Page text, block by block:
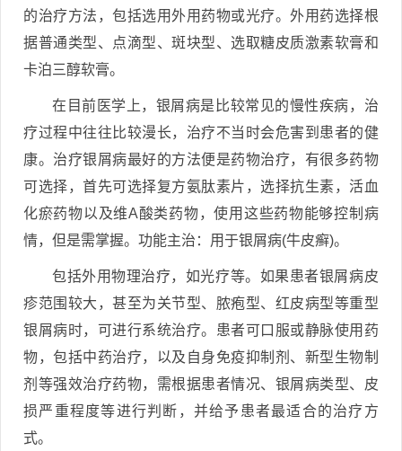
的治疗方法，包括选用外用药物或光疗。外用药选择根
据普通类型、点滴型、斑块型、选取糖皮质激素软膏和
卡泊三醇软膏。
在目前医学上，银屑病是比较常见的慢性疾病，治
疗过程中往往比较漫长，治疗不当时会危害到患者的健
康。治疗银屑病最好的方法便是药物治疗，有很多药物
可选择，首先可选择复方氨肽素片，选择抗生素，活血
化瘀药物以及维A酸类药物，使用这些药物能够控制病
情，但是需掌握。功能主治：用于银屑病(牛皮癣)。
包括外用物理治疗，如光疗等。如果患者银屑病皮
疹范围较大，甚至为关节型、脓疱型、红皮病型等重型
银屑病时，可进行系统治疗。患者可口服或静脉使用药
物，包括中药治疗，以及自身免疫抑制剂、新型生物制
剂等强效治疗药物，需根据患者情况、银屑病类型、皮
损严重程度等进行判断，并给予患者最适合的治疗方
式。